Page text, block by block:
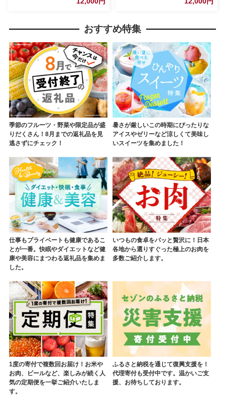
農薬 ポリフェノール 鉄分 ビタ
おすすめ特集
季節のフルーツ・野菜や限定品が盛
りだくさん！8月までの返礼品を見
逃さずにチェック！
暑さが厳しいこの時期にぴったりな
アイスやゼリーなど涼しくて美味し
いスイーツを集めました！
仕事もプライベートも健康であるこ
とが一番。快眠やダイエットなど健
康や美容にまつわる返礼品を集めま
した。
いつもの食卓をパッと贅沢に！日本
各地から選りすぐった極上のお肉を
多数ご紹介します。
1度の寄付で複数回お届け！お米や
お肉、ビールなど、楽しみが続く人
気の定期便を一挙ご紹介いたしま
す。
ふるさと納税を通じて復興支援を！
代理寄付も受付中です。温かいご支
援、お待ちしております。